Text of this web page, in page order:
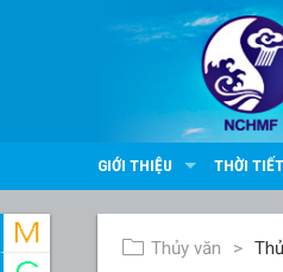
GIỚI THIỆU THỜI TIẾT
Thủy văn